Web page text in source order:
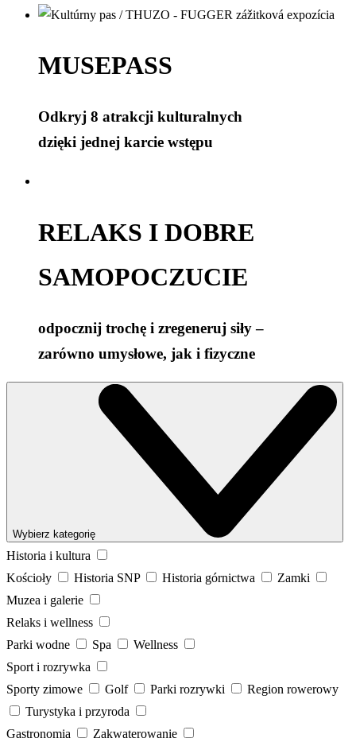
MUSEPASS
Odkryj 8 atrakcji kulturalnych
dzięki jednej karcie wstępu
RELAKS I DOBRE
SAMOPOCZUCIE
odpocznij trochę i zregeneruj siły –
zarówno umysłowe, jak i fizyczne
Wybierz kategorię
Historia i kultura
Kościoły
Historia SNP Historia górnictwa
Zamki
Muzea i galerie
Relaks i wellness
Parki wodne
Spa
Wellness
Sport i rozrywka
Sporty zimowe
Golf Parki rozrywki
Region rowerowy
Turystyka i przyroda
Gastronomia
Zakwaterowanie